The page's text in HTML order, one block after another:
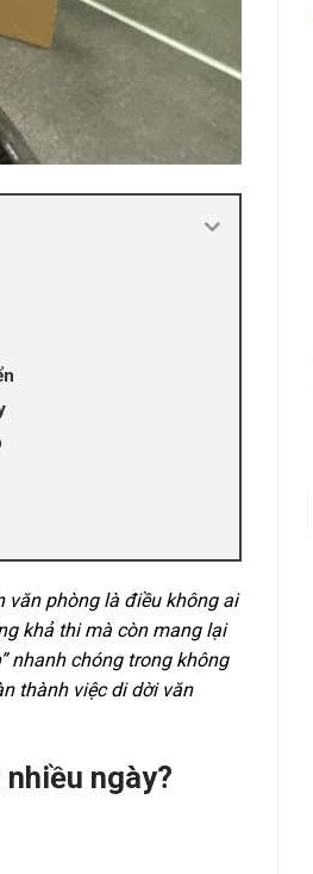
văn phòng là điều không ai
khả thi mà còn mang lại
nhanh chóng trong không
thành việc di dời văn
ngày?